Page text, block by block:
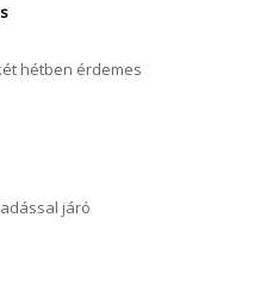
hétben érdemes
járó